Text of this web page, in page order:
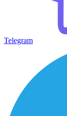
Telegram